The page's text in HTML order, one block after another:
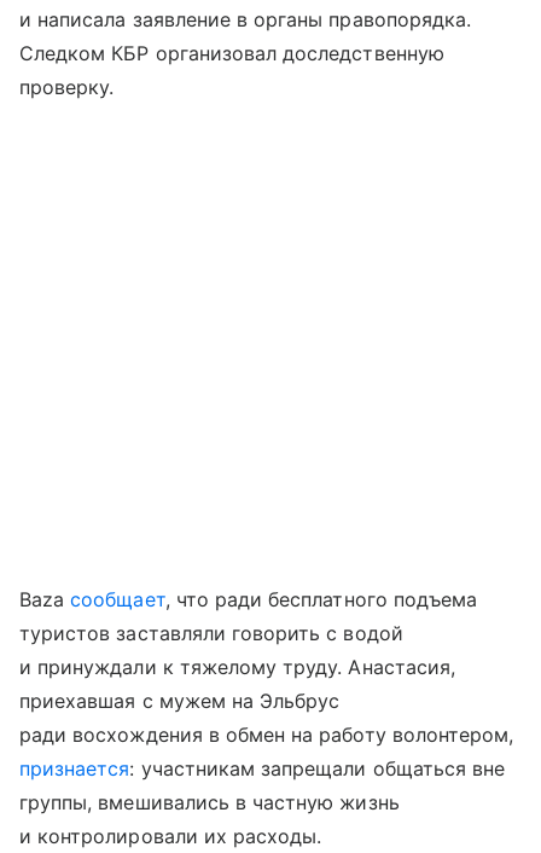
и написала заявление в органы правопорядка.
Следком КБР организовал доследственную
проверку.
Bazaсообщает, что ради бесплатного подъема
туристов заставляли говорить с водой
и принуждали к тяжелому труду. Анастасия,
приехавшая с мужем на Эльбрус
ради восхождения в обмен на работу волонтером,
признается: участникам запрещали общаться вне
группы, вмешивались в частную жизнь
и контролировали их расходы.